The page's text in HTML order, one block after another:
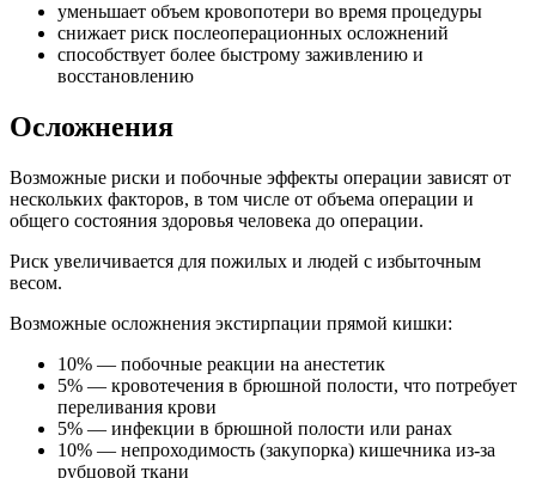
уменьшает объем кровопотери во время процедуры
снижает риск послеоперационных осложнений
способствует более быстрому заживлению и
восстановлению
Осложнения
Возможные риски и побочные эффекты операции зависят от
нескольких факторов, в том числе от объема операции и
общего состояния здоровья человека до операции.
Риск увеличивается для пожилых и людей с избыточным
весом.
Возможные осложнения экстирпации прямой кишки:
10% — побочные реакции на анестетик
5% — кровотечения в брюшной полости, что потребует
переливания крови
5% — инфекции в брюшной полости или ранах
10% — непроходимость (закупорка) кишечника из-за
рубцовой ткани